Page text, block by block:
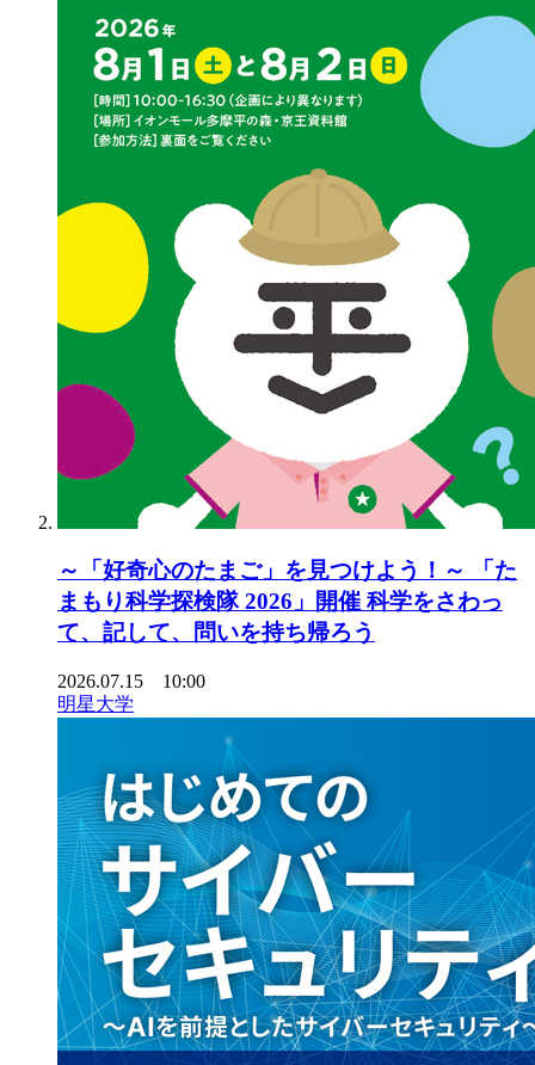
～「好奇心のたまご」を見つけよう！～ 「た
まもり科学探検隊 2026」開催 科学をさわっ
て、記して、問いを持ち帰ろう
2026.07.15 10:00
明星大学